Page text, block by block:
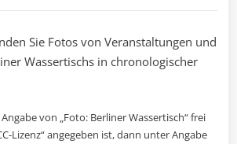
Sie Fotos von Veranstaltungen und
Wassertischs in chronologischer
von „Foto: Berliner Wassertisch“ frei
Lizenz“ angegeben ist, dann unter Angabe